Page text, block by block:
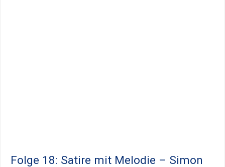
Folge 18: Satire mit Melodie – Simon